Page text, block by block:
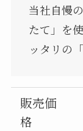
当社自慢
たて」を
ッタリの
販売価
格